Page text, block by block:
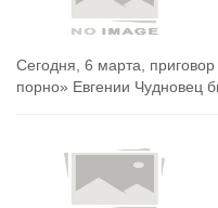
Сегодня, 6 марта,
порно» Евгении Чудновец